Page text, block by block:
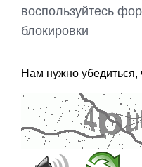
воспользуйтесь
блокировки
Нам нужно убедиться,